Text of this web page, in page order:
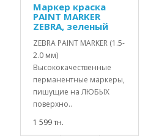
Маркер краска
PAINT MARKER
ZEBRA, зеленый
ZEBRA PAINT MARKER (1.5-
2.0 мм)
Высококачественные
перманентные маркеры,
пишущие на ЛЮБЫХ
поверхно..
1 599 тн.